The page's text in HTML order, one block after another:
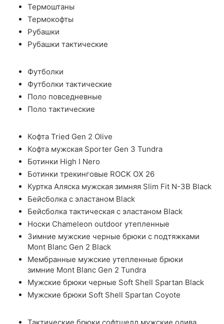
Термоштаны
Термокофты
Рубашки
Рубашки тактические
Футболки
Футболки тактические
Поло повседневные
Поло тактические
Кофта Tried Gen 2 Olive
Кофта мужская Sporter Gen 3 Tundra
Ботинки High I Nero
Ботинки трекинговые ROCK OX 26
Куртка Аляска мужская зимняя Slim Fit N-3B Black
Бейсболка с эластаном Black
Бейсболка тактическая с эластаном Black
Носки Chameleon outdoor утепленные
Зимние мужские черные брюки с подтяжками
Mont Blanc Gen 2 Black
Мембранные мужские утепленные брюки
зимние Mont Blanc Gen 2 Tundra
Мужские брюки черные Soft Shell Spartan Black
Мужские брюки Soft Shell Spartan Coyote